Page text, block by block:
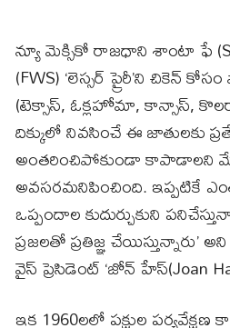
న్యూ మెక్సికో రాజధాని శాంటా ఫే
(FWS) ‘లెస్సర్ ప్రైరీ’ని చికెన్‌
(టెక్సాస్, ఓక్లహోమా, కాన్సాస్,
దిక్కులో నివసించే ఈ జాతులకు
అంతరించిపోకుండా కాపాడాలని
అవసరమనిపించింది. ఇప్పటికే
ఒప్పందాల కుదుర్చుకుని
ప్రజలతో ప్రతిజ్ఞ
వైస్ ప్రెసిడెంట్ ‘జోన్ హేస్(Joan
ఇక 1960లలో పక్షుల పర్యవేక్షణ